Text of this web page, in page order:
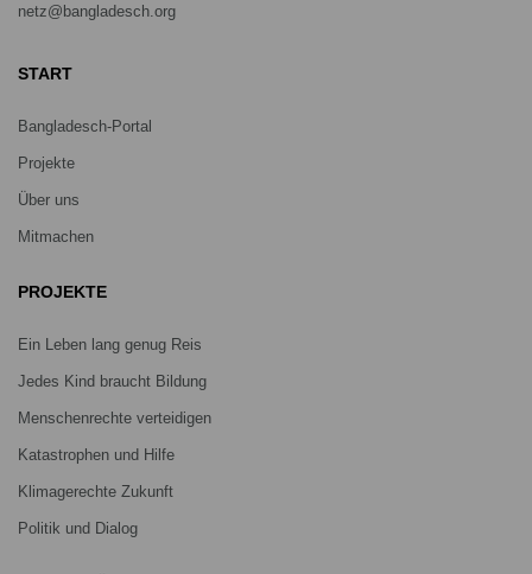
netz@bangladesch.org
START
Bangladesch-Portal
Projekte
Über uns
Mitmachen
PROJEKTE
Ein Leben lang genug Reis
Jedes Kind braucht Bildung
Menschenrechte verteidigen
Katastrophen und Hilfe
Klimagerechte Zukunft
Politik und Dialog